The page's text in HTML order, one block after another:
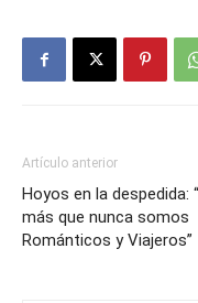
Artículo anterior
Hoyos en la despedida:
más que nunca somos
Románticos y Viajeros”